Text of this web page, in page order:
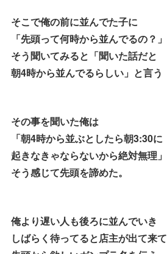
そこで俺の前に並んでた子に
「先頭って何時から並んでるの？」
そう聞いてみると「聞いた話だと
朝4時から並んでるらしい」と言う
その事を聞いた俺は
「朝4時から並ぶとしたら朝3:30に
起きなきゃならないから絶対無理」
そう感じて先頭を諦めた。
俺より遅い人も後ろに並んでいき
しばらく待ってると店主が出て来て